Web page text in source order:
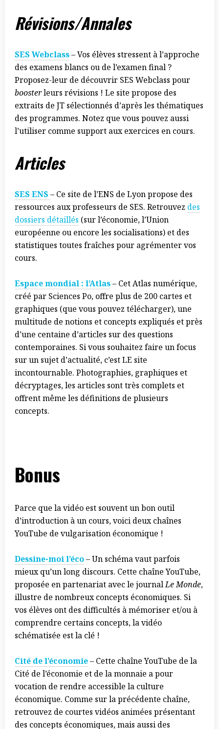
Révisions/Annales
SES Webclass– Vos élèves stressent à l’approche
des examens blancs ou de l’examen final ?
Proposez-leur de découvrir SES Webclass pour
boosterleurs révisions ! Le site propose des
extraits de JT sélectionnés d’après les thématiques
des programmes. Notez que vous pouvez aussi
l’utiliser comme support aux exercices en cours.
Articles
SES ENS – Ce site de l’ENS de Lyon propose des
ressources aux professeurs de SES. Retrouvez des
dossiers détaillés (sur l’économie, l’Union
européenne ou encore les socialisations) et des
statistiques toutes fraîches pour agrémenter vos
cours.
Espace mondial : l’Atlas– Cet Atlas numérique,
créé par Sciences Po, offre plus de 200 cartes et
graphiques (que vous pouvez télécharger), une
multitude de notions et concepts expliqués et près
d’une centaine d’articles sur des questions
contemporaines. Si vous souhaitez faire un focus
sur un sujet d’actualité, c’est LE site
incontournable. Photographies, graphiques et
décryptages, les articles sont très complets et
offrent même les définitions de plusieurs
concepts.
Bonus
Parce que la vidéo est souvent un bon outil
d’introduction à un cours, voici deux chaînes
YouTube de vulgarisation économique !
Dessine-moi l’éco– Un schéma vaut parfois
mieux qu’un long discours. Cette chaîne YouTube,
proposée en partenariat avec le journalLe Monde,
illustre de nombreux concepts économiques. Si
vos élèves ont des difficultés à mémoriser et/ou à
comprendre certains concepts, la vidéo
schématisée est la clé !
Cité de l’économie– Cette chaîne YouTube de la
Cité de l’économie et de la monnaie a pour
vocation de rendre accessible la culture
économique. Comme sur la précédente chaîne,
retrouvez de courtes vidéos animées présentant
des concepts économiques, mais aussi des